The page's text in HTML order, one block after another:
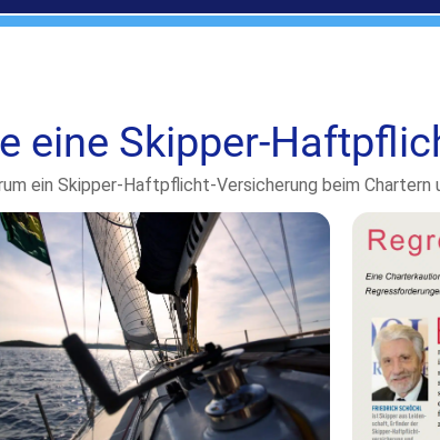
eine Skipper-
ein Skipper-Haftpflicht-Versicherung beim
Mehr Lesen